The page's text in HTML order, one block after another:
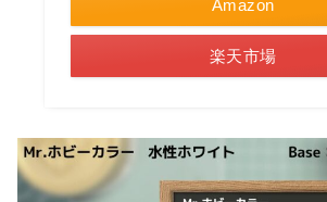
Amazon
楽天市場